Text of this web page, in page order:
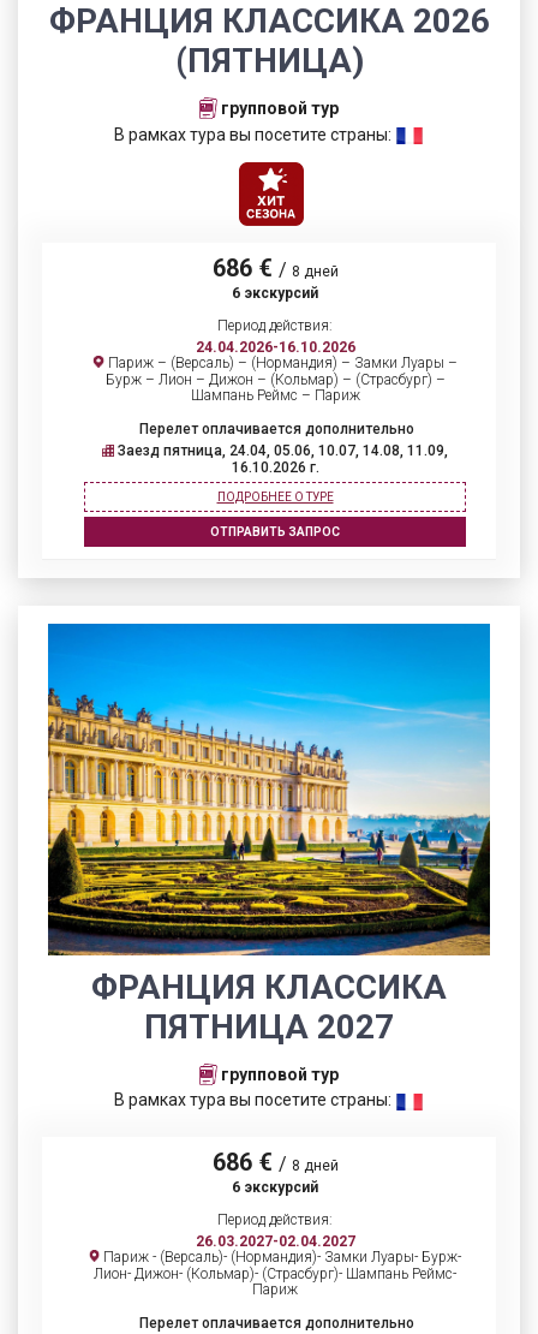
ФРАНЦИЯ КЛАССИКА 2026
(ПЯТНИЦА)
групповой тур
В рамках тура вы посетите страны:
686 € / 8 дней
6 экскурсий
Период действия:
24.04.2026-16.10.2026
Париж – (Версаль) – (Нормандия) – Замки Луары –
Бурж – Лион – Дижон – (Кольмар) – (Страсбург) –
Шампань Реймс – Париж
Перелет оплачивается дополнительно
Заезд пятница, 24.04, 05.06, 10.07, 14.08, 11.09,
16.10.2026 г.
ПОДРОБНЕЕ О ТУРЕ
ОТПРАВИТЬ ЗАПРОС
ФРАНЦИЯ КЛАССИКА
ПЯТНИЦА 2027
групповой тур
В рамках тура вы посетите страны:
686 € / 8 дней
6 экскурсий
Период действия:
26.03.2027-02.04.2027
Париж - (Версаль)- (Нормандия)- Замки Луары- Бурж-
Лион- Дижон- (Кольмар)- (Страсбург)- Шампань Реймс-
Париж
Перелет оплачивается дополнительно